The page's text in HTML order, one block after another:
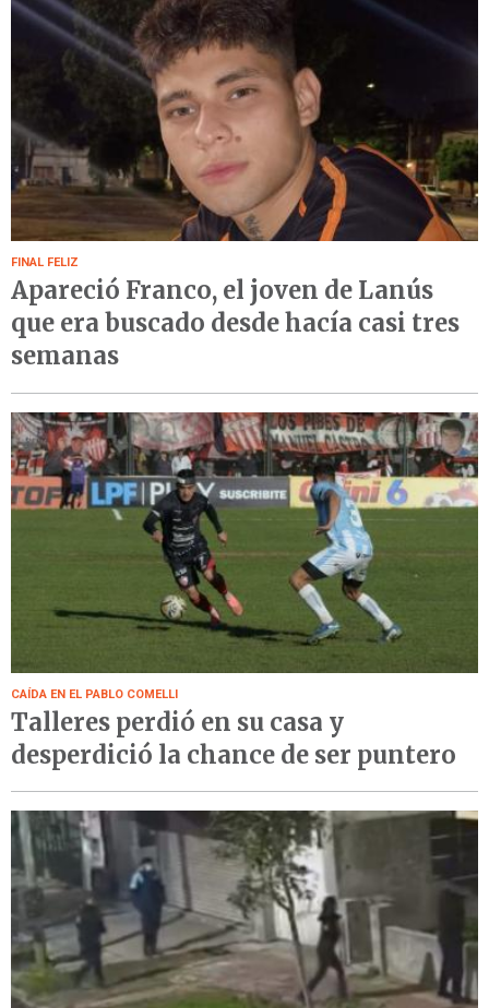
FINAL FELIZ
Apareció Franco, el joven de Lanús
que era buscado desde hacía casi tres
semanas
CAÍDA EN EL PABLO COMELLI
Talleres perdió en su casa y
desperdició la chance de ser puntero